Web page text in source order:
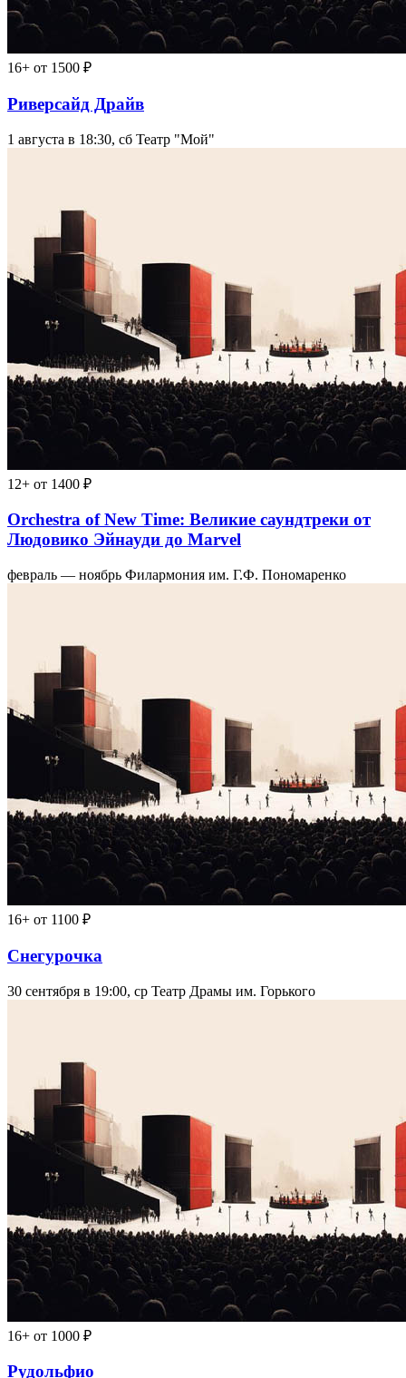
16+ от 1500 ₽
Риверсайд Драйв
1 августа в 18:30, сб Театр "Мой"
12+ от 1400 ₽
Orchestra of New Time: Великие саундтреки от
Людовико Эйнауди до Marvel
февраль — ноябрь Филармония им. Г.Ф. Пономаренко
16+ от 1100 ₽
Снегурочка
30 сентября в 19:00, ср Театр Драмы им. Горького
16+ от 1000 ₽
Рудольфио